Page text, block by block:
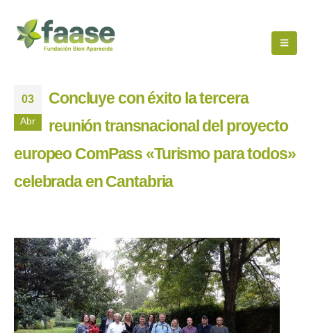
03
Abr
Concluye con éxito la tercera
reunión transnacional del proyecto
europeo ComPass «Turismo para todos»
celebrada en Cantabria